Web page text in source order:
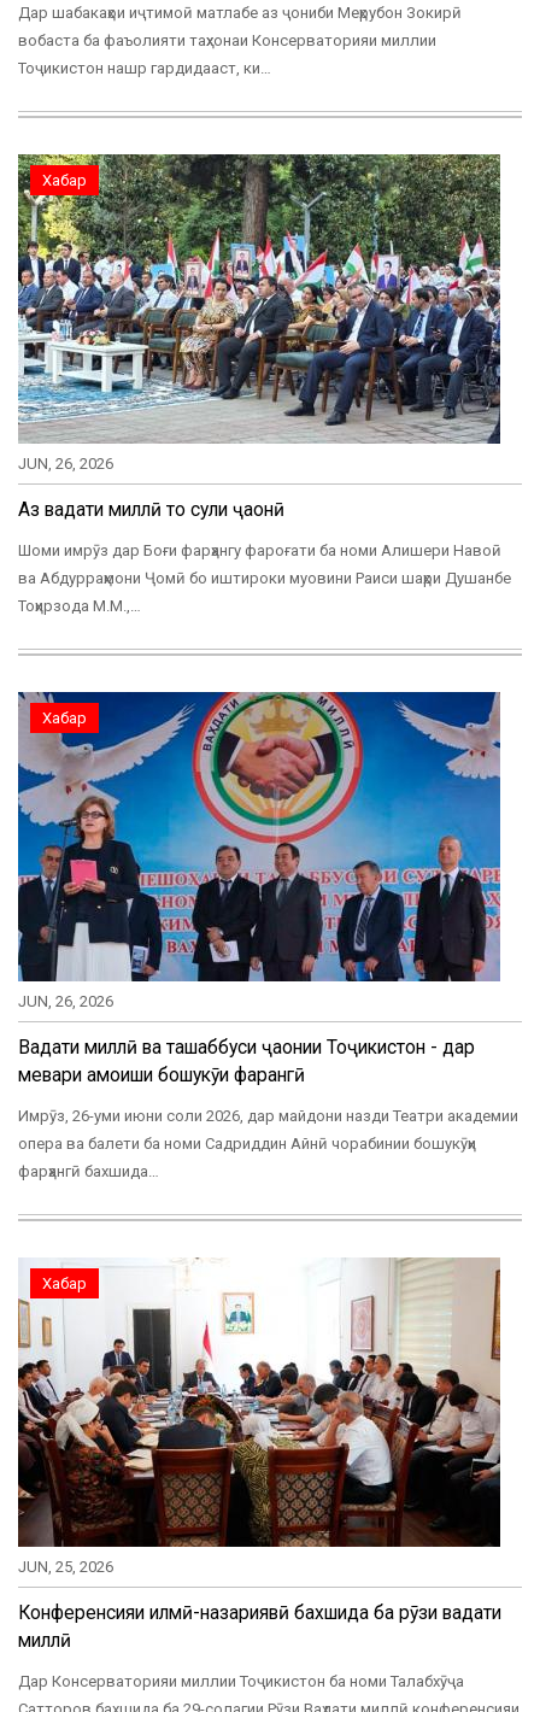
Дар шабакаҳои иҷтимоӣ матлабе аз ҷониби Меҳрубон Зокирӣ
вобаста ба фаъолияти таҳхонаи Консерваторияи миллии
Тоҷикистон нашр гардидааст, ки…
Хабар
JUN, 26, 2026
Аз ваҳдати миллӣ то сулҳи ҷаҳонӣ
Шоми имрӯз дар Боғи фарҳангу фароғати ба номи Алишери Навоӣ
ва Абдурраҳмони Ҷомӣ бо иштироки муовини Раиси шаҳри Душанбе
Тоҳирзода М.М.,…
Хабар
JUN, 26, 2026
Ваҳдати миллӣ ва ташаббуси ҷаҳонии Тоҷикистон - дар
меҳвари ҳамоиши бошукӯҳи фарҳангӣ
Имрӯз, 26-уми июни соли 2026, дар майдони назди Театри академии
опера ва балети ба номи Садриддин Айнӣ чорабинии бошукӯҳи
фарҳангӣ бахшида…
Хабар
JUN, 25, 2026
Конференсияи илмӣ-назариявӣ бахшида ба рӯзи ваҳдати
миллӣ
Дар Консерваторияи миллии Тоҷикистон ба номи Талабхӯҷа